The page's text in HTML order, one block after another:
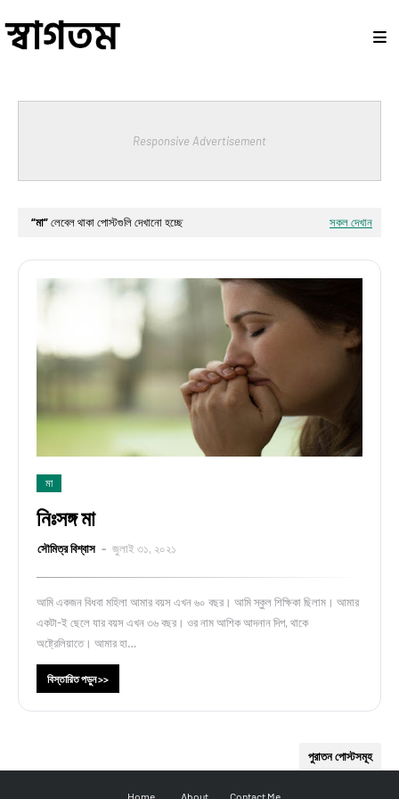
Responsive Advertisement
মা লেবেল থাকা পোস্টগুলি দেখানো হচ্ছে সকল দেখান
মা
নিঃসঙ্গ মা
সৌমিত্র বিশ্বাস জুলাই ৩১, ২০২১
আমি একজন বিধবা মহিলা আমার বয়স এখন ৬০ বছর। আমি স্কুল শিক্ষিকা ছিলাম। আমার
একটা-ই ছেলে যার বয়স এখন ৩৬ বছর। ওর নাম আশিক আদনান দিপ, থাকে
অষ্ট্রেলিয়াতে। আমার হা…
বিস্তারিত পড়ুন >>
পুরাতন পোস্টসমূহ
Home About Contact Me